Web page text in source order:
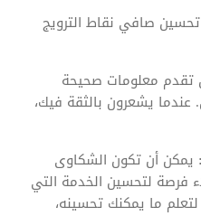
صافي نقاط الترويج
تقدم معلومات صحيحة
يشعرون بالثقة فيك،
يمكن أن تكون الشكاوى
فرصة لتحسين الخدمة التي
ما يمكنك تحسينه،